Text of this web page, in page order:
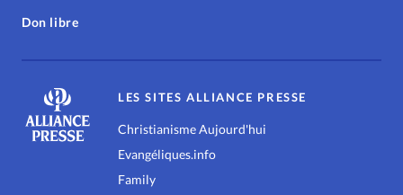
Don libre
LES SITES ALLIANCE PRESSE
Christianisme Aujourd'hui
Evangéliques.info
Family